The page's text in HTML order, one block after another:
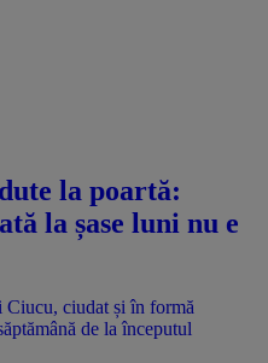
la poartă:
la șase luni nu e
ciudat și în formă
de la începutul